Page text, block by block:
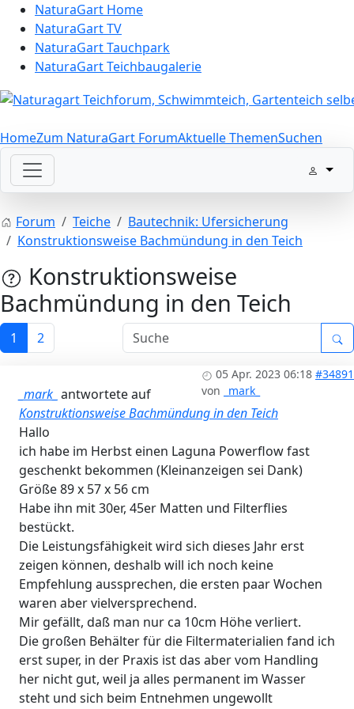
NaturaGart Home
NaturaGart TV
NaturaGart Tauchpark
NaturaGart Teichbaugalerie
HomeZum NaturaGart ForumAktuelle ThemenSuchen
Forum Teiche
Bautechnik: Ufersicherung
Konstruktionsweise Bachmündung in den Teich
Konstruktionsweise
Bachmündung in den Teich
1 2
05 Apr. 2023 06:18 #34891
von
_mark_
_mark_ antwortete auf
Konstruktionsweise Bachmündung in den Teich
Hallo
ich habe im Herbst einen Laguna Powerflow fast
geschenkt bekommen (Kleinanzeigen sei Dank)
Größe 89 x 57 x 56 cm
Habe ihn mit 30er, 45er Matten und Filterflies
bestückt.
Die Leistungsfähigkeit wird sich dieses Jahr erst
zeigen können, deshalb will ich noch keine
Empfehlung aussprechen, die ersten paar Wochen
waren aber vielversprechend.
Mir gefällt, daß man nur ca 10cm Höhe verliert.
Die großen Behälter für die Filtermaterialien fand ich
erst super, in der Praxis ist das aber vom Handling
her nicht gut, weil ja alles permanent im Wasser
steht und sich beim Entnehmen ungewollt